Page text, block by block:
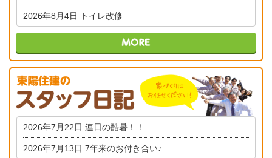
2026年8月4日 トイレ改修
2026年7月22日 連日の酷暑！！
2026年7月13日 7年来のお付き合い♪